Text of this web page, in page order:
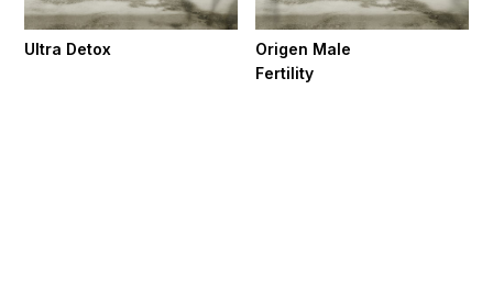
Ultra Detox
Origen Male
Fertility